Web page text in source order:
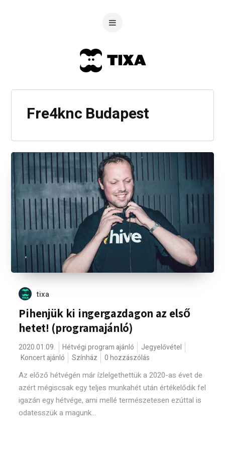
Fre4knc Budapest
tixa
Pihenjük ki ingergazdagon az első
hetet! (programajánló)
2020.01.09. Hétvégi program ajánló
Jegyelővétel
Koncert ajánló
Színház 0 hozzászólás
Az előző hétvégén már ízlelgethettük a 2020-as évet de
azért mégiscsak egy teljes munkahét után értékelődik fel
igazán egy hétvége, ami mellé természetesen ezúttal is
odatesszük a magunk...